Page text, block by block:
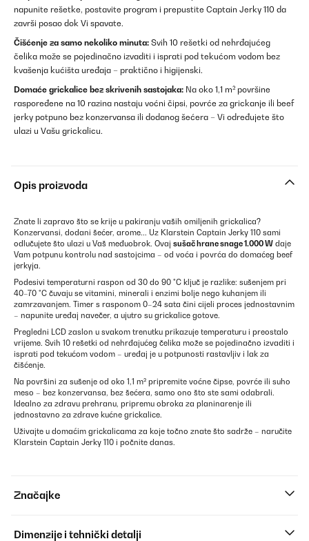
napunite rešetke, postavite program i prepustite Captain Jerky 110 da
završi posao dok Vi spavate.
Čišćenje za samo nekoliko minuta: Svih 10 rešetki od nehrđajućeg
čelika može se pojedinačno izvaditi i isprati pod tekućom vodom bez
kvašenja kućišta uređaja – praktično i higijenski.
Domaće grickalice bez skrivenih sastojaka: Na oko 1,1 m² površine
raspoređene na 10 razina nastaju voćni čipsi, povrće za grickanje ili beef
jerky potpuno bez konzervansa ili dodanog šećera – Vi određujete što
ulazi u Vašu grickalicu.
Opis proizvoda
Znate li zapravo što se krije u pakiranju vaših omiljenih grickalica?
Konzervansi, dodani šećer, arome... Uz Klarstein Captain Jerky 110 sami
odlučujete što ulazi u Vaš međuobrok. Ovaj sušač hrane snage 1.000 W daje
Vam potpunu kontrolu nad sastojcima – od voća i povrća do domaćeg beef
jerkyja.
Podesivi temperaturni raspon od 30 do 90 °C ključ je razlike: sušenjem pri
40–70 °C čuvaju se vitamini, minerali i enzimi bolje nego kuhanjem ili
zamrzavanjem. Timer s rasponom 0–24 sata čini cijeli proces jednostavnim
– napunite uređaj navečer, a ujutro su grickalice gotove.
Pregledni LCD zaslon u svakom trenutku prikazuje temperaturu i preostalo
vrijeme. Svih 10 rešetki od nehrđajućeg čelika može se pojedinačno izvaditi i
isprati pod tekućom vodom – uređaj je u potpunosti rastavljiv i lak za
čišćenje.
Na površini za sušenje od oko 1,1 m² pripremite voćne čipse, povrće ili suho
meso – bez konzervansa, bez šećera, samo ono što ste sami odabrali.
Idealno za zdravu prehranu, pripremu obroka za planinarenje ili
jednostavno za zdrave kućne grickalice.
Uživajte u domaćim grickalicama za koje točno znate što sadrže – naručite
Klarstein Captain Jerky 110 i počnite danas.
Značajke
Dimenzije i tehnički detalji